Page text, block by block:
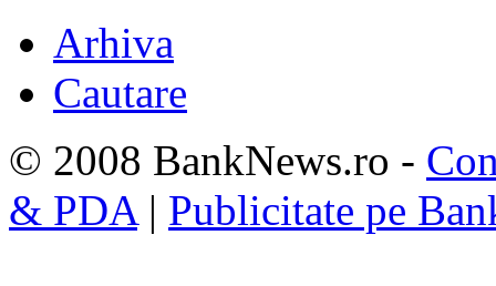
Arhiva
Cautare
© 2008 BankNews.ro -
& PDA| Publicitate pe